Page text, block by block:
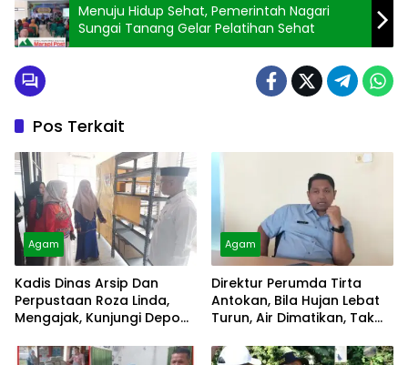
Menuju Hidup Sehat, Pemerintah Nagari
Sungai Tanang Gelar Pelatihan Sehat
Pos Terkait
Agam
Kadis Dinas Arsip Dan
Perpustaan Roza Linda,
Mengajak, Kunjungi Depo
Agam
Direktur Perumda Tirta
Antokan, Bila Hujan Lebat
Turun, Air Dimatikan, Tak